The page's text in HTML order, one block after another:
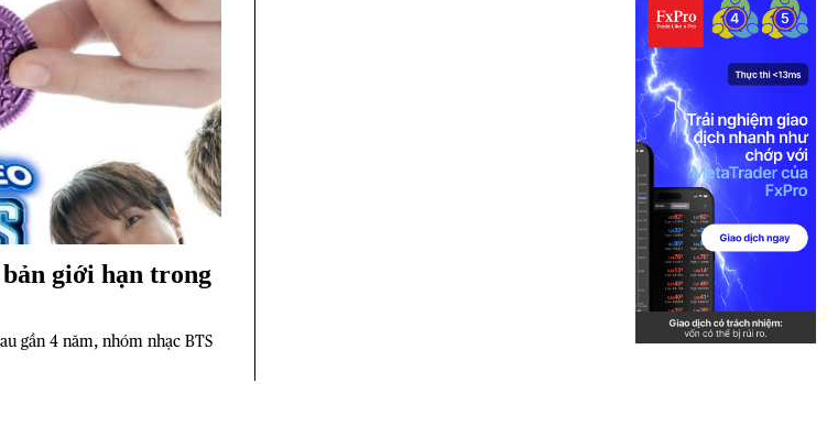
giới hạn trong
gần 4 năm, nhóm nhạc BTS